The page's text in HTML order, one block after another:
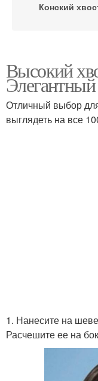
Конский
Кос из
Причёски с
Высокий
Отличный выбор
выглядеть на все
1. Нанесите на
Расчешите ее на